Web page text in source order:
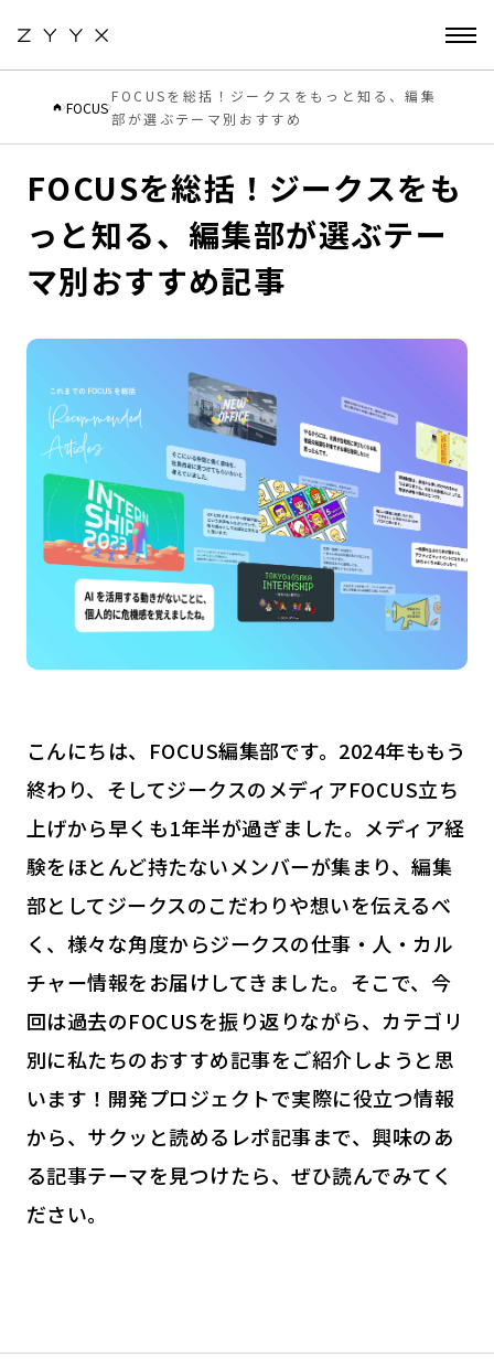
FOCUS
FOCUSを総括！ジークスをもっと知る、編集
部が選ぶテーマ別おすすめ
2024.12.16
FOCUSを総括！ジークスをも
っと知る、編集部が選ぶテー
マ別おすすめ記事
こんにちは、FOCUS編集部です。2024年ももう
終わり、そしてジークスのメディアFOCUS立ち
上げから早くも1年半が過ぎました。メディア経
験をほとんど持たないメンバーが集まり、編集
部としてジークスのこだわりや想いを伝えるべ
く、様々な角度からジークスの仕事・人・カル
チャー情報をお届けしてきました。そこで、今
回は過去のFOCUSを振り返りながら、カテゴリ
別に私たちのおすすめ記事をご紹介しようと思
います！開発プロジェクトで実際に役立つ情報
から、サクッと読めるレポ記事まで、興味のあ
る記事テーマを見つけたら、ぜひ読んでみてく
ださい。